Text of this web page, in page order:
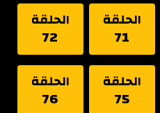
الحلقة
71
الحلقة
72
الحلقة
75
الحلقة
76